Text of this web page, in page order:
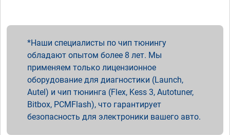
Наши специалисты по чип тюнингу
обладают опытом более 8 лет. Мы
применяем только лицензионное
оборудование для диагностики (Launch,
Autel) и чип тюнинга (Flex, Kess 3, Autotuner,
Bitbox, PCMFlash), что гарантирует
безопасность для электроники вашего авто.